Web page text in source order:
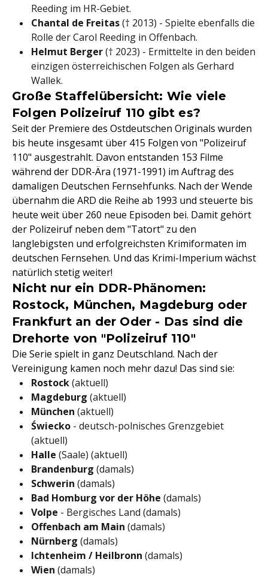
Reeding im HR-Gebiet.
Chantal de Freitas(† 2013) - Spielte ebenfalls die
Rolle der Carol Reeding in Offenbach.
Helmut Berger(† 2023) - Ermittelte in den beiden
einzigen österreichischen Folgen als Gerhard
Wallek.
Große Staffelübersicht: Wie viele
Folgen Polizeiruf 110 gibt es?
Seit der Premiere des Ostdeutschen Originals wurden
bis heute insgesamt über 415 Folgen von "Polizeiruf
110" ausgestrahlt. Davon entstanden 153 Filme
während der DDR-Ära (1971-1991) im Auftrag des
damaligen Deutschen Fernsehfunks. Nach der Wende
übernahm die ARD die Reihe ab 1993 und steuerte bis
heute weit über 260 neue Episoden bei. Damit gehört
der Polizeiruf neben dem "Tatort" zu den
langlebigsten und erfolgreichsten Krimiformaten im
deutschen Fernsehen. Und das Krimi-Imperium wächst
natürlich stetig weiter!
Nicht nur ein DDR-Phänomen:
Rostock, München, Magdeburg oder
Frankfurt an der Oder - Das sind die
Drehorte von "Polizeiruf 110"
Die Serie spielt in ganz Deutschland. Nach der
Vereinigung kamen noch mehr dazu! Das sind sie:
Rostock(aktuell)
Magdeburg (aktuell)
München (aktuell)
Świecko - deutsch-polnisches Grenzgebiet
(aktuell)
Halle (Saale) (aktuell)
Brandenburg (damals)
Schwerin (damals)
Bad Homburg vor der Höhe (damals)
Volpe - Bergisches Land (damals)
Offenbach am Main (damals)
Nürnberg (damals)
Ichtenheim / Heilbronn (damals)
Wien (damals)